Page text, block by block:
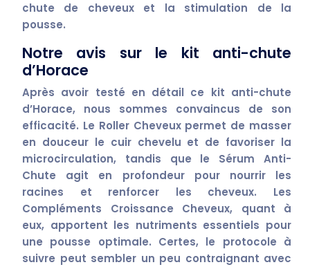
chute de cheveuxet la stimulation de la
pousse.
Notre avis sur le kit anti-chute
d’Horace
Après avoir testé en détail ce kit anti-chute
d’Horace, nous sommes convaincus de son
efficacité. Le Roller Cheveuxpermet de masser
en douceur le cuir chevelu et de favoriser la
microcirculation, tandis que le Sérum Anti-
Chute agit en profondeur pour nourrir les
racines et renforcer les cheveux. Les
Compléments Croissance Cheveux, quant à
eux, apportent les nutriments essentiels pour
une pousse optimale. Certes, le protocole à
suivre peut sembler un peu contraignant avec